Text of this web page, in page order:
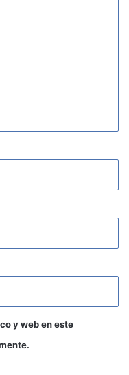
y web en este